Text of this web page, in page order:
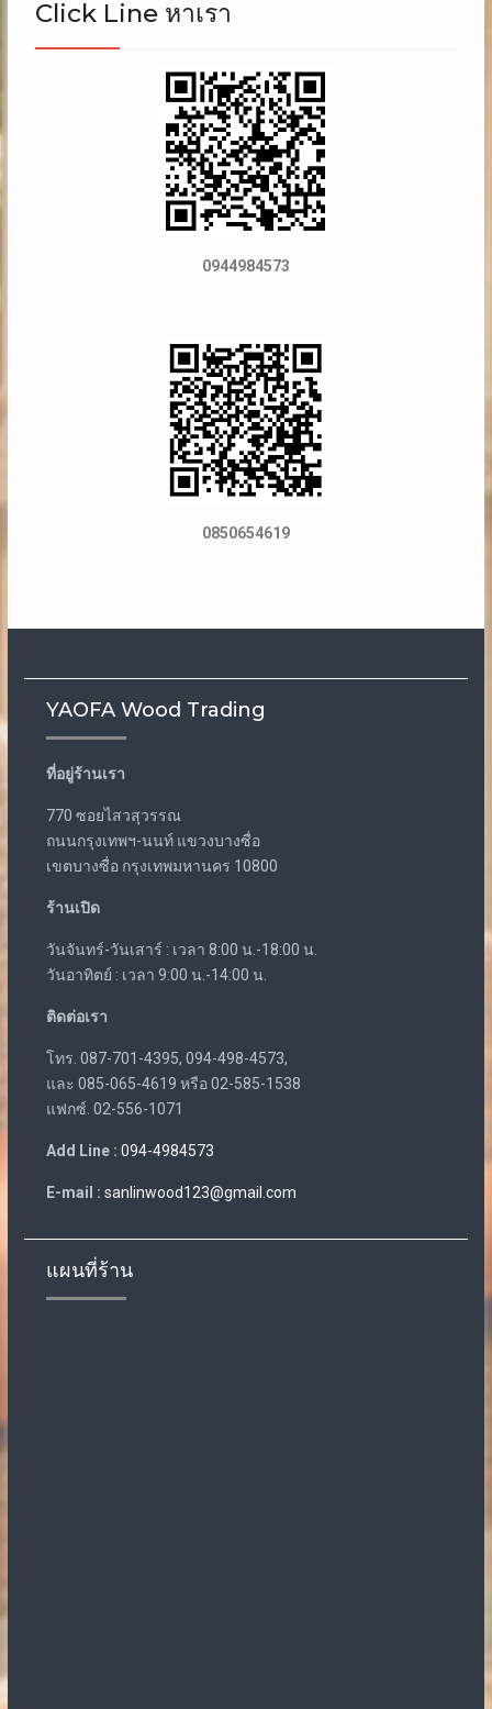
Click Line หาเรา
0944984573
0850654619
YAOFA Wood Trading
ที่อยู่ร้านเรา
770 ซอยไสวสุวรรณ
ถนนกรุงเทพฯ-นนท์ แขวงบางซื่อ
เขตบางซื่อ กรุงเทพมหานคร 10800
ร้านเปิด
วันจันทร์-วันเสาร์ : เวลา 8:00 น.-18:00 น.
วันอาทิตย์ : เวลา 9:00 น.-14:00 น.
ติดต่อเรา
โทร. 087-701-4395, 094-498-4573,
และ 085-065-4619 หรือ 02-585-1538
แฟกซ์. 02-556-1071
Add Line : 094-4984573
E-mail : sanlinwood123@gmail.com
แผนที่ร้าน